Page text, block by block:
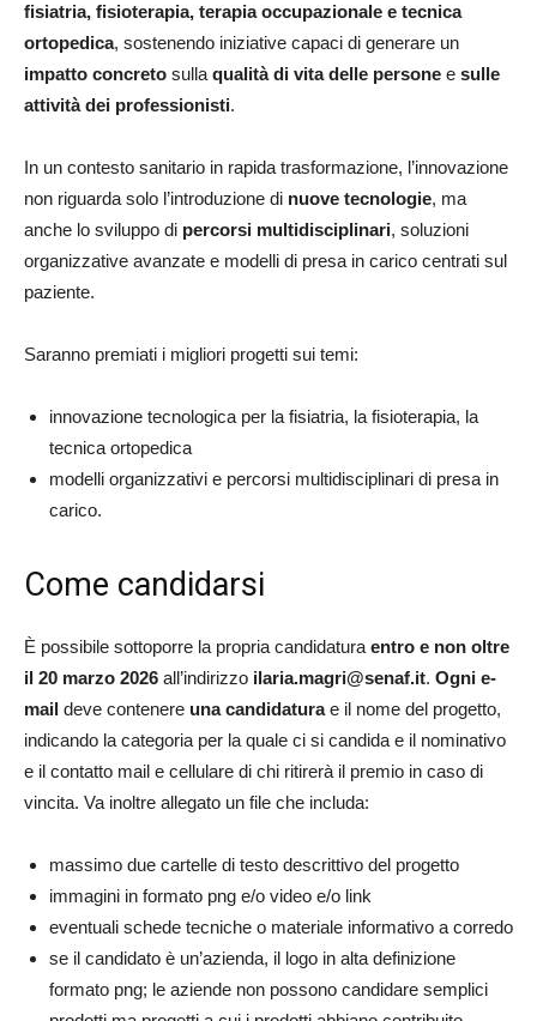
fisiatria, fisioterapia, terapia occupazionale e tecnica
ortopedica, sostenendo iniziative capaci di generare un
impatto concreto sulla qualità di vita delle persone e sulle
attività dei professionisti.
In un contesto sanitario in rapida trasformazione, l’innovazione
non riguarda solo l’introduzione di nuove tecnologie, ma
anche lo sviluppo di percorsi multidisciplinari, soluzioni
organizzative avanzate e modelli di presa in carico centrati sul
paziente.
Saranno premiati i migliori progetti sui temi:
innovazione tecnologica per la fisiatria, la fisioterapia, la
tecnica ortopedica
modelli organizzativi e percorsi multidisciplinari di presa in
carico.
Come candidarsi
È possibile sottoporre la propria candidatura entro e non oltre
il 20 marzo 2026 all’indirizzo ilaria.magri@senaf.it. Ogni e-
mail deve contenere una candidaturae il nome del progetto,
indicando la categoria per la quale ci si candida e il nominativo
e il contatto mail e cellulare di chi ritirerà il premio in caso di
vincita. Va inoltre allegato un file che includa:
massimo due cartelle di testo descrittivo del progetto
immagini in formato png e/o video e/o link
eventuali schede tecniche o materiale informativo a corredo
se il candidato è un’azienda, il logo in alta definizione
formato png; le aziende non possono candidare semplici